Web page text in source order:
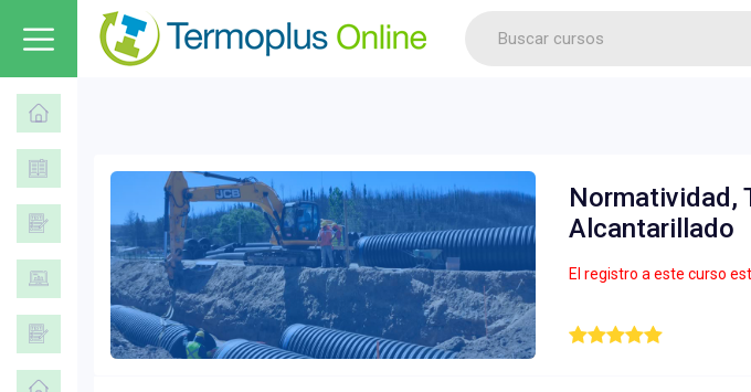
Normatividad,
Alcantarillado
El registro a este curso